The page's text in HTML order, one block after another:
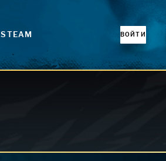
STEAM ВОЙТИ